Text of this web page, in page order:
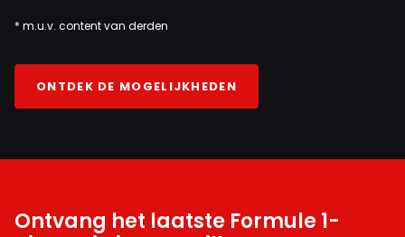
* m.u.v. content van derden
ONTDEK DE MOGELIJKHEDEN
Ontvang het laatste Formule 1-